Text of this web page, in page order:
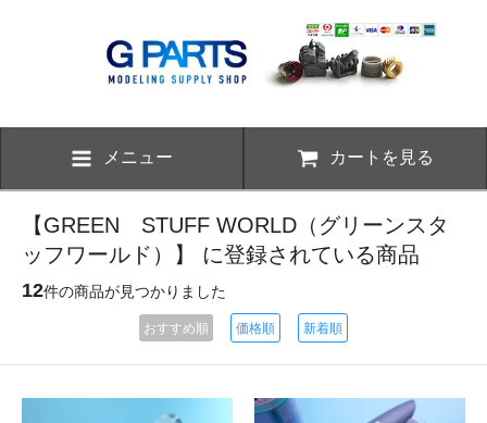
メニュー カートを見る
【GREEN STUFF WORLD（グリーンスタ
ッフワールド）】 に登録されている商品
12件の商品が見つかりました
おすすめ順 価格順 新着順